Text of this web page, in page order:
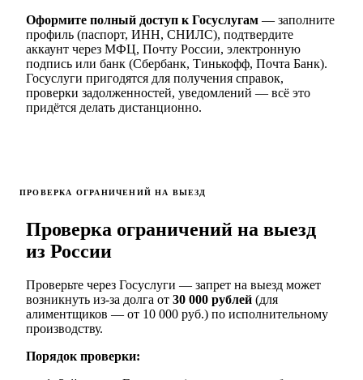
Оформите полный доступ к Госуслугам — заполните
профиль (паспорт, ИНН, СНИЛС), подтвердите
аккаунт через МФЦ, Почту России, электронную
подпись или банк (Сбербанк, Тинькофф, Почта Банк).
Госуслуги пригодятся для получения справок,
проверки задолженностей, уведомлений — всё это
придётся делать дистанционно.
ПРОВЕРКА ОГРАНИЧЕНИЙ НА ВЫЕЗД
Проверка ограничений на выезд
из России
Проверьте через Госуслуги — запрет на выезд может
возникнуть из-за долга от 30 000 рублей (для
алиментщиков — от 10 000 руб.) по исполнительному
производству.
Порядок проверки: